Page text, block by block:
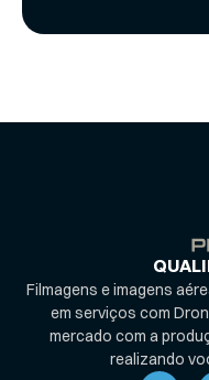
Filmagens e imagens
em serviços com
mercado com a
realizando